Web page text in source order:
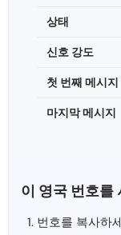
상태
신호 강도
첫 번째 메시지
마지막 메시지
이 영국 번호를
번호를 복사하